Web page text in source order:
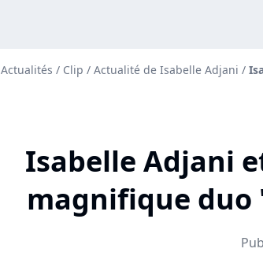
Actualités / Clip / Actualité de Isabelle Adjani /
Isabelle Adjani
magnifique duo